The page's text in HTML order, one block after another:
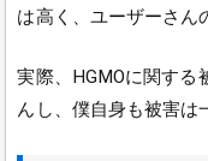
は高く、ユーザーさん
実際、HGMOに関する
んし、僕自身も被害は